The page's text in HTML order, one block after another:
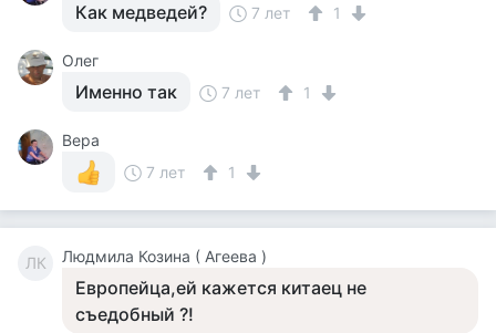
Как медведей? 7 лет 1
Олег
Именно так 7 лет 1
Вера
7 лет
1
ЛК Людмила Козина ( Агеева )
Европейца,ей кажется китаец не
съедобный ?!